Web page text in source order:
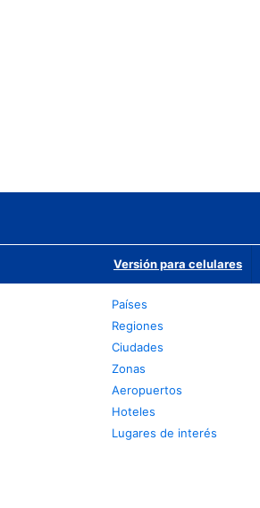
Versión para celulares
Países
Regiones
Ciudades
Zonas
Aeropuertos
Hoteles
Lugares de interés